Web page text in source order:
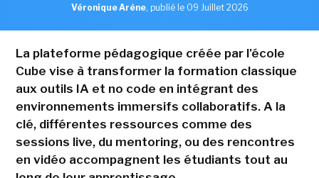
Véronique Arène, publié le 09 Juillet 2026
La plateforme pédagogique créée par l'école
Cube vise à transformer la formation classique
aux outils IA et no code en intégrant des
environnements immersifs collaboratifs. A la
clé, différentes ressources comme des
sessions live, du mentoring, ou des rencontres
en vidéo accompagnent les étudiants tout au